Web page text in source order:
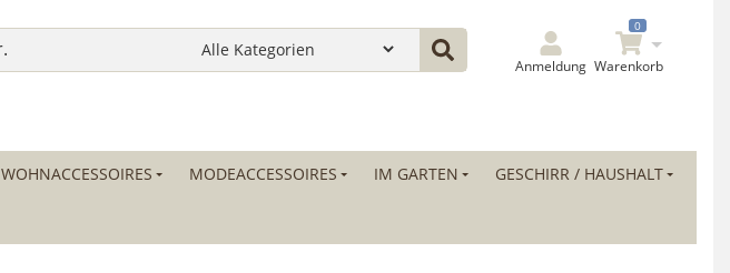
Anmeldung
0
Warenkorb
WOHNACCESSOIRES MODEACCESSOIRES IM GARTEN GESCHIRR / HAUSHALT